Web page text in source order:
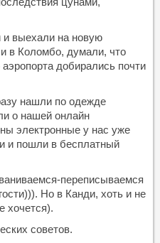
выехали на новую
в Коломбо, думали, что
добирались почти
нашли по одежде
о нашей онлайн
электронные у нас уже
и пошли в бесплатный
переписываемся
Но в Канди, хоть и не
хочется).
советов.